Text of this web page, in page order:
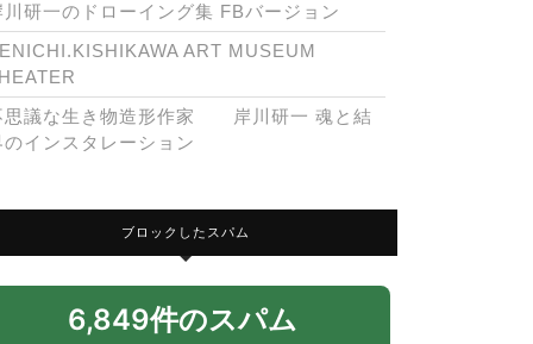
川研一のドローイング集 FBバージョン
ART MUSEUM
思議な生き物造形作家 岸川研一 魂と結
のインスタレーション
ブロックしたスパム
6,849件のスパム